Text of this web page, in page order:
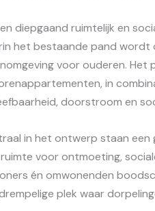
diepgaand ruimtelijk en
het bestaande pand wordt
voor ouderen. Het
in
doorstroom en
in het ontwerp staan een
voor ontmoeting,
én omwonenden
plek waar